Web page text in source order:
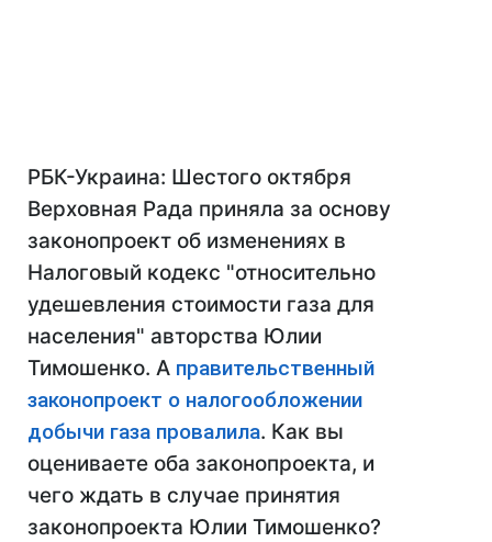
РБК-Украина: Шестого октября
Верховная Рада приняла за основу
законопроект об изменениях в
Налоговый кодекс "относительно
удешевления стоимости газа для
населения" авторства Юлии
Тимошенко. А правительственный
законопроект о налогообложении
добычи газа провалила. Как вы
оцениваете оба законопроекта, и
чего ждать в случае принятия
законопроекта Юлии Тимошенко?